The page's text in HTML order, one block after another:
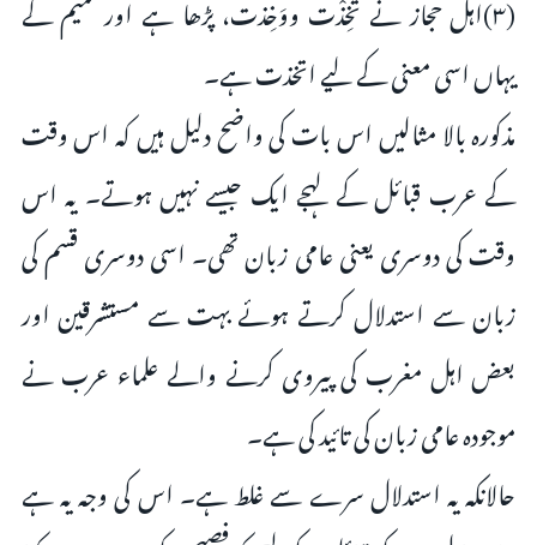
یہاں اسی معنی کے لیے اتخذت ہے۔
مذکورہ بالا مثالیں اس بات کی واضح دلیل ہیں کہ اس وقت
کے عرب قبائل کے لہجے ایک جیسے نہیں ہوتے۔ یہ اس
وقت کی دوسری یعنی عامی زبان تھی۔ اسی دوسری قسم کی
زبان سے استدلال کرتے ہوئے بہت سے مستشرقین اور
بعض اہل مغرب کی پیروی کرنے والے علماء عرب نے
موجودہ عامی زبان کی تائید کی ہے۔
حالانکہ یہ استدلال سرے سے غلط ہے۔ اس کی وجہ یہ ہے